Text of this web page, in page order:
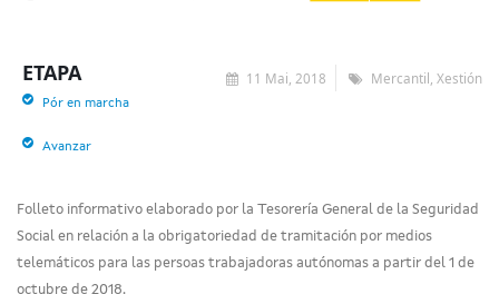
11 Mai, 2018 Mercantil, Xestión
ETAPA
Pór en marcha
Avanzar
Folleto informativo elaborado por la Tesorería General de la Seguridad
Social en relación a la obrigatoriedad de tramitación por medios
telemáticos para las persoas trabajadoras autónomas a partir del 1 de
octubre de 2018.